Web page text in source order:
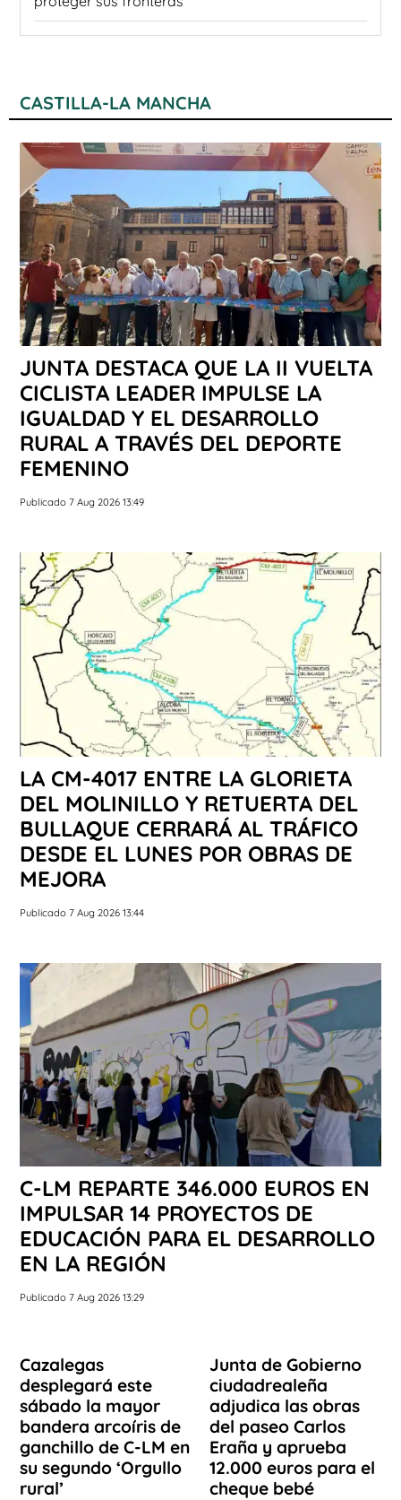
CASTILLA-LA MANCHA
JUNTA DESTACA QUE LA II VUELTA
CICLISTA LEADER IMPULSE LA
IGUALDAD Y EL DESARROLLO
RURAL A TRAVÉS DEL DEPORTE
FEMENINO
Publicado 7 Aug 2026 13:49
LA CM-4017 ENTRE LA GLORIETA
DEL MOLINILLO Y RETUERTA DEL
BULLAQUE CERRARÁ AL TRÁFICO
DESDE EL LUNES POR OBRAS DE
MEJORA
Publicado 7 Aug 2026 13:44
C-LM REPARTE 346.000 EUROS EN
IMPULSAR 14 PROYECTOS DE
EDUCACIÓN PARA EL DESARROLLO
EN LA REGIÓN
Publicado 7 Aug 2026 13:29
Cazalegas
desplegará este
sábado la mayor
bandera arcoíris de
ganchillo de C-LM en
su segundo ‘Orgullo
rural’
Junta de Gobierno
ciudadrealeña
adjudica las obras
del paseo Carlos
Eraña y aprueba
12.000 euros para el
cheque bebé